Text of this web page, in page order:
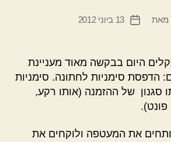
מאת
תאריך
13 ביוני 2012
היום בבקשה מאוד מעניינת
הדפסת סימניות לחתונה. סימניות
סגנון של ההזמנה (אותו רקע,
את המעטפה ולוקחים את